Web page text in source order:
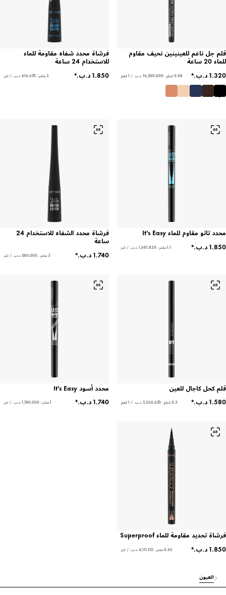
قلم جل ناعم للعينينين نحيف مقاوم
للماء 20 ساعة
0.08 غرام - ‏16,500.000 د.ب.‏ / 1 كغم
فرشاة محدد شفاه مقاومة للماء
للاستخدام 24 ساعة
3 ملتر - ‏616.670 د.ب.‏ / لتر
محدد تاتو مقاوم للماء It's Easy
1.1 ملتر - ‏1,681.820 د.ب.‏ / لتر
فرشاة محدد الشفاه للاستخدام 24
ساعة
3 ملتر - ‏580.000 د.ب.‏ / لتر
قلم كحل كاجال للعين
0.3 غرام - ‏5,266.670 د.ب.‏ / 1 كغم
محدد أسود It's Easy
1 ملتر - ‏1,740.000 د.ب.‏ / لتر
فرشاة تحديد مقاومة للماء Superproof
0.45 ملتر - ‏4,111.110 د.ب.‏ / لتر
العيون